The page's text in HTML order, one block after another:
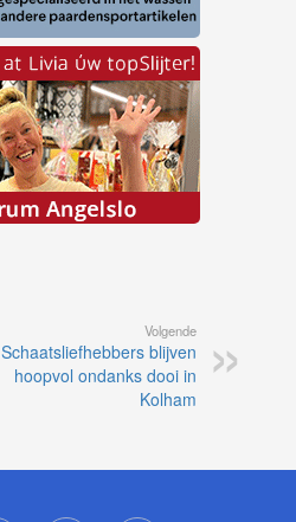
Volgende
Schaatsliefhebbers blijven
hoopvol ondanks dooi in
Kolham